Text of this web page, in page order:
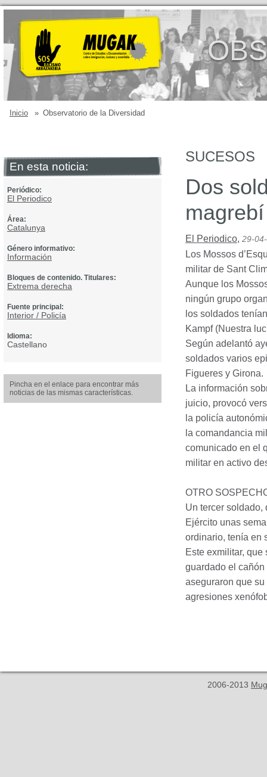
Inicio » Observatorio de la Diversidad
En esta noticia:
Periódico:
El Periodico
Área:
Catalunya
Género informativo:
Información
Bloques de contenido. Titulares:
Extrema derecha
Fuente principal:
Interior / Policía
Idioma:
Castellano
Pincha en el enlace para encontrar más
noticias de las mismas características.
SUCESOS
Dos
magrebí
El Periodico, 29-
Los Mossos
militar de Sant
Aunque los
ningún grupo
los soldados
Kampf (Nuestra
Según adelantó
soldados varios
Figueres y Girona.
La información
juicio, provocó
la policía
la comandancia
comunicado en el
militar en activo
OTRO
Un tercer soldado,
Ejército unas
ordinario, tenía en
Este exmilitar,
guardado el
aseguraron que
agresiones
2006-2013